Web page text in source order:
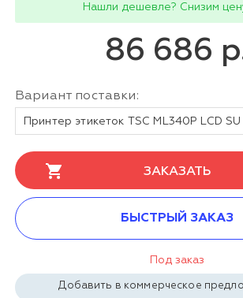
Нашли дешевле? Снизим
86 686
Вариант поставки:
ЗАКАЗАТЬ
БЫСТРЫЙ ЗАКАЗ
Под заказ
Добавить в коммерческое